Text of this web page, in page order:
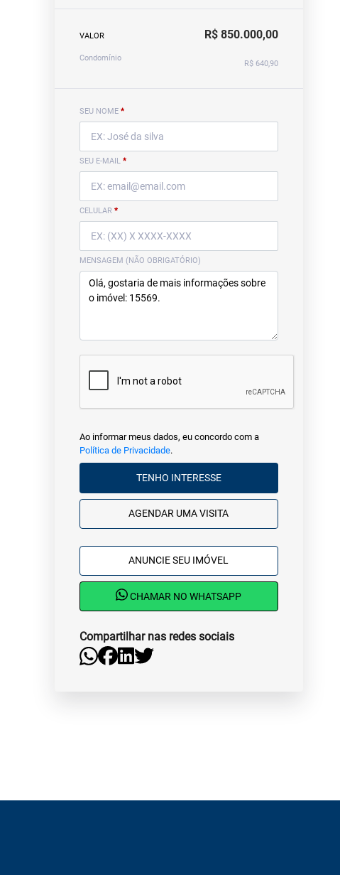
VALOR R$ 850.000,00
Condomínio
R$ 640,90
SEU NOME *
SEU E-MAIL *
CELULAR *
MENSAGEM (NÃO OBRIGATÓRIO)
Ao informar meus dados, eu concordo com a
Política de Privacidade.
TENHO INTERESSE
AGENDAR UMA VISITA
ANUNCIE SEU IMÓVEL
CHAMAR NO WHATSAPP
Compartilhar nas redes sociais